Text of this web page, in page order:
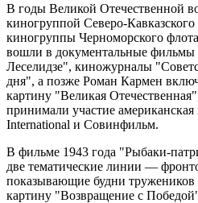
В годы Великой Отечественной
киногруппой Северо-
киногруппы Черноморского
вошли в документальные фильмы
Леселидзе", киножурналы
дня", а позже Роман Кармен
картину "Великая
принимали участие
International и Совинфильм.
В фильме 1943 года "Рыбаки-
две тематические линии —
показывающие будни тружеников
картину "Возвращение с